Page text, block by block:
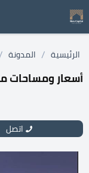
الرئيسية / المدونة
أسعار ومساحات
اتصل